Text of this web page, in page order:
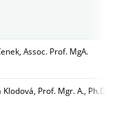
Assoc. Prof. MgA.
Klodová, Prof. Mgr. A., Ph.D.